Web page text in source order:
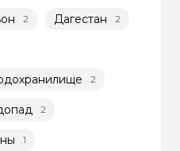
2 Дагестан 2
2
2
1